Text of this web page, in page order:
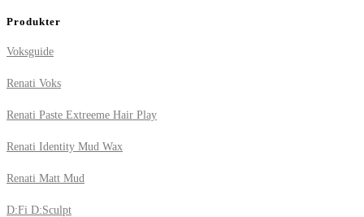
Produkter
Voksguide
Renati Voks
Renati Paste Extreeme Hair Play
Renati Identity Mud Wax
Renati Matt Mud
D:Fi D:Sculpt